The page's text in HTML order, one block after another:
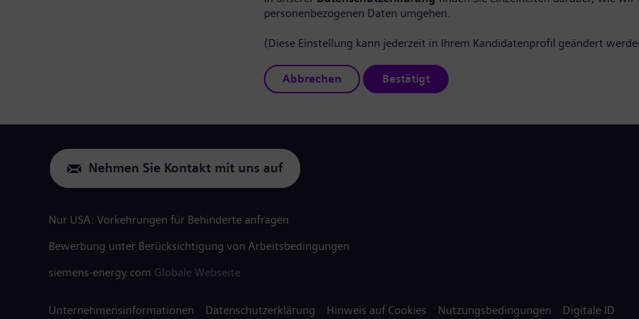
personenbezogenen Daten umgehen.
(Diese Einstellung kann jederzeit in Ihrem Kandidatenprofil geändert
Abbrechen Bestätigt
Nehmen Sie Kontakt mit uns auf
Nur USA: Vorkehrungen für Behinderte anfragen
Bewerbung unter Berücksichtigung von Arbeitsbedingungen
siemens-energy.com Globale Webseite
Unternehmensinformationen Datenschutzerklärung Hinweis auf Cookies Nutzungsbedingungen Digitale ID